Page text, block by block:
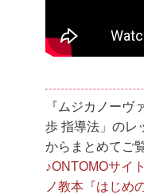
『ムジカノーヴ
歩 指導法」のレ
からまとめてご
♪ONTOMOサイ
ノ教本『はじめ